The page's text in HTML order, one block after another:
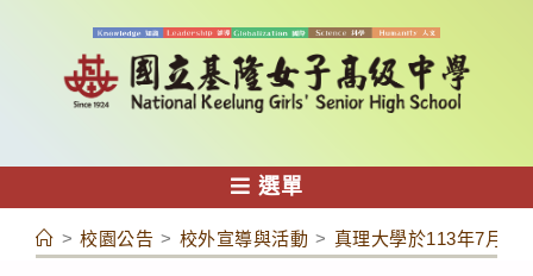
容
選單
> 校園公告 > 校外宣導與活動 > 真理大學於113年7月27